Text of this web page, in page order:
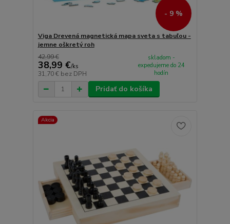
- 9 %
Viga Drevená magnetická mapa sveta s tabuľou -
jemne oškretý roh
42,99 €
38,99 €/ks
31,70 € bez DPH
skladom -
expedujeme do 24
hodín
Pridať do košíka
Akcia